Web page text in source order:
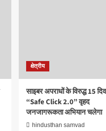
क्षेत्रीय
साइबर अपराधों के विरुद्ध 15
“Safe Click 2.0” वृहद
जनजागरूकता अभियान चलेगा
hindusthan samvad